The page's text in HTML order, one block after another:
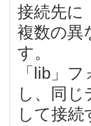
接続先に
複数の異
す。
「lib」
し、同
して接